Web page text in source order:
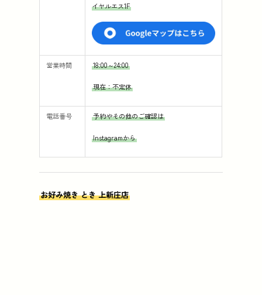
イヤルエス1F
営業時間 18:00～24:00
現在：不定休
電話番号 予約やその他のご確認は
Instagramから
お好み焼き とき 上新庄店